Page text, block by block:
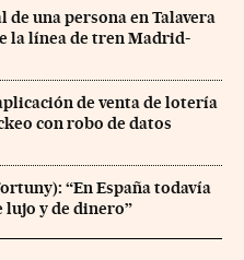
una persona en Talavera
la línea de tren Madrid-
de venta de lotería
con robo de datos
“En España todavía
lujo y de dinero”